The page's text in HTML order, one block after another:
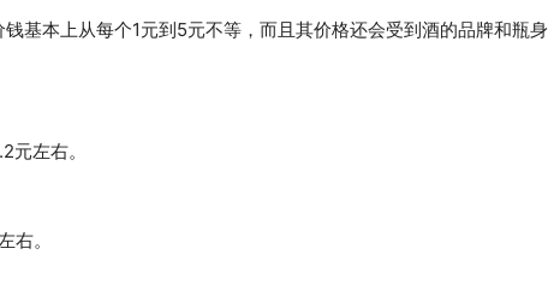
基本上从每个1元到5元不等，而且其价格还会受到酒的品牌和瓶身
左右。
右。